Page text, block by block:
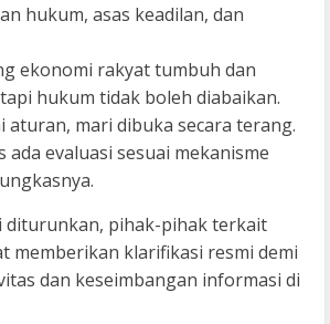
hukum, asas keadilan, dan
ekonomi rakyat tumbuh dan
hukum tidak boleh diabaikan.
aturan, mari dibuka secara terang.
ada evaluasi sesuai mekanisme
diturunkan, pihak-pihak terkait
memberikan klarifikasi resmi demi
dan keseimbangan informasi di